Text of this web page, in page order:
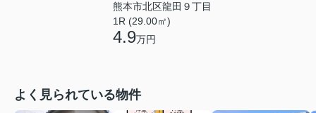
熊本市北区龍田９丁目
1R (29.00㎡)
4.9万円
よく見られている物件